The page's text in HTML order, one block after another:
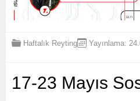
Haftalık Reyting Yayınlama:
17-23 Mayıs